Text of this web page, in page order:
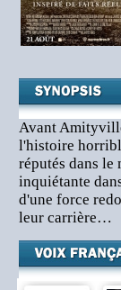
Avant
l'histoire
réputés dans le
inquiétante
d'une force
leur carrière…